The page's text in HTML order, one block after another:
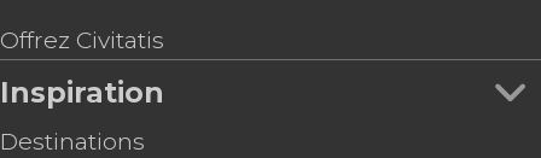
Offrez Civitatis
Inspiration
Destinations